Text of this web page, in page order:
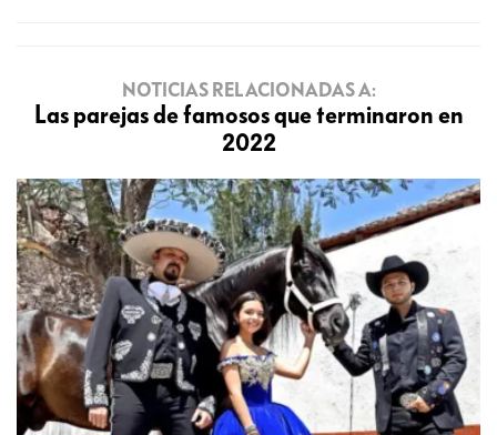
NOTICIAS RELACIONADAS A:
Las parejas de famosos que terminaron en
2022